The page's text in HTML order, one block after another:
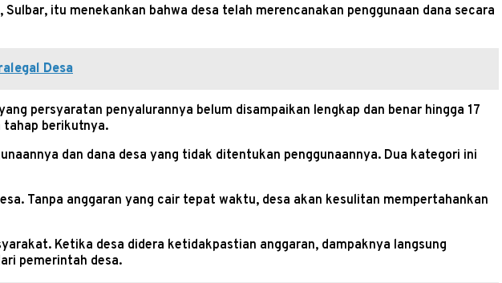
itu menekankan bahwa desa telah merencanakan penggunaan dana secara
Desa
persyaratan penyalurannya belum disampaikan lengkap dan benar hingga 17
tahap berikutnya.
dan dana desa yang tidak ditentukan penggunaannya. Dua kategori ini
Tanpa anggaran yang cair tepat waktu, desa akan kesulitan mempertahankan
Ketika desa didera ketidakpastian anggaran, dampaknya langsung
pemerintah desa.